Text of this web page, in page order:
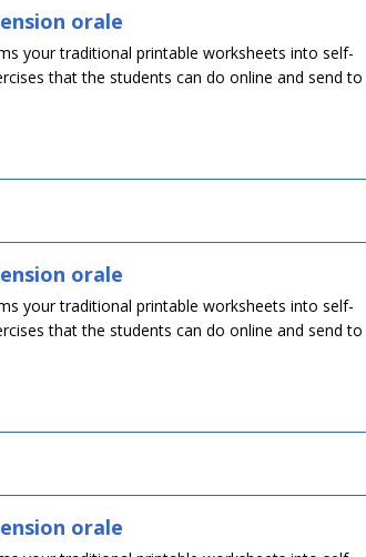
orale
your traditional printable worksheets into self-
that the students can do online and send to
orale
your traditional printable worksheets into self-
that the students can do online and send to
orale